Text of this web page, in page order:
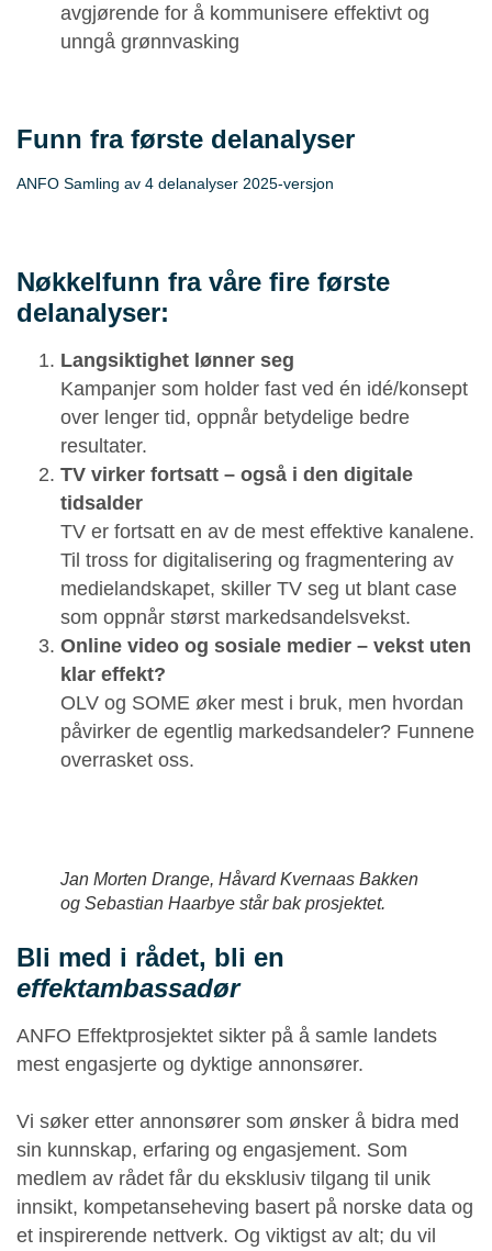
avgjørende for å kommunisere effektivt og
unngå grønnvasking
Funn fra første delanalyser
ANFO Samling av 4 delanalyser 2025-versjon
Nøkkelfunn fra våre fire første
delanalyser:
Langsiktighet lønner seg
Kampanjer som holder fast ved én idé/konsept
over lenger tid, oppnår betydelige bedre
resultater.
TV virker fortsatt – også i den digitale
tidsalder
TV er fortsatt en av de mest effektive kanalene.
Til tross for digitalisering og fragmentering av
medielandskapet, skiller TV seg ut blant case
som oppnår størst markedsandelsvekst.
Online video og sosiale medier – vekst uten
klar effekt?
OLV og SOME øker mest i bruk, men hvordan
påvirker de egentlig markedsandeler? Funnene
overrasket oss.
Jan Morten Drange, Håvard Kvernaas Bakken
og Sebastian Haarbye står bak prosjektet.
Bli med i rådet, bli en
effektambassadør
ANFO Effektprosjektet sikter på å samle landets
mest engasjerte og dyktige annonsører.
Vi søker etter annonsører som ønsker å bidra med
sin kunnskap, erfaring og engasjement. Som
medlem av rådet får du eksklusiv tilgang til unik
innsikt, kompetanseheving basert på norske data og
et inspirerende nettverk. Og viktigst av alt; du vil